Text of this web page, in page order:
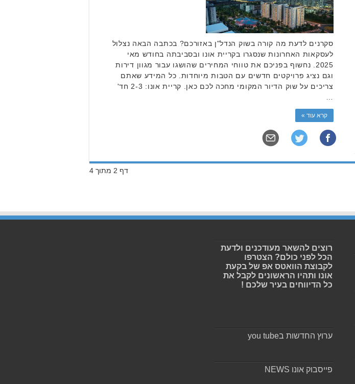
סקרנים לדעת מה קורה בשוק הנדל"ן באזורכם? בכתבה הבאה נצלול
לעסקאות האחרונות שנסגרו בקריית אונו ובסביבתה בחודש מאי
2025. נחשוף בפניכם את טווחי המחירים שהושגו עבור מגוון דירות
וגם נציג פרויקטים חדשים עם הטבות מיוחדות. כל המידע שאתם
צריכים על שוק הדיור המקומי מחכה לכם כאן. קריית אונו: 2-3 חד'
קרא עוד »
דף 2 מתוך 4
רוצים להשאר מעודכנים ולדעת
הכל לפני כולם? הצטרפו
לקבוצת הוואטס אפ של בקעת
אונו ותהיו הראשונים לקבל את
כל הדיווחים בעיר שלכם !
ערוץ החדשות בyou tube
פייסבוק אונו NEWS